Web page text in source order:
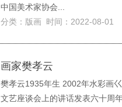
中国美术家协会...
分类：版画 时间：2022-08-01
画家樊孝云
樊孝云1935年生 2002年水彩画
文艺座谈会上的讲话发表六十周